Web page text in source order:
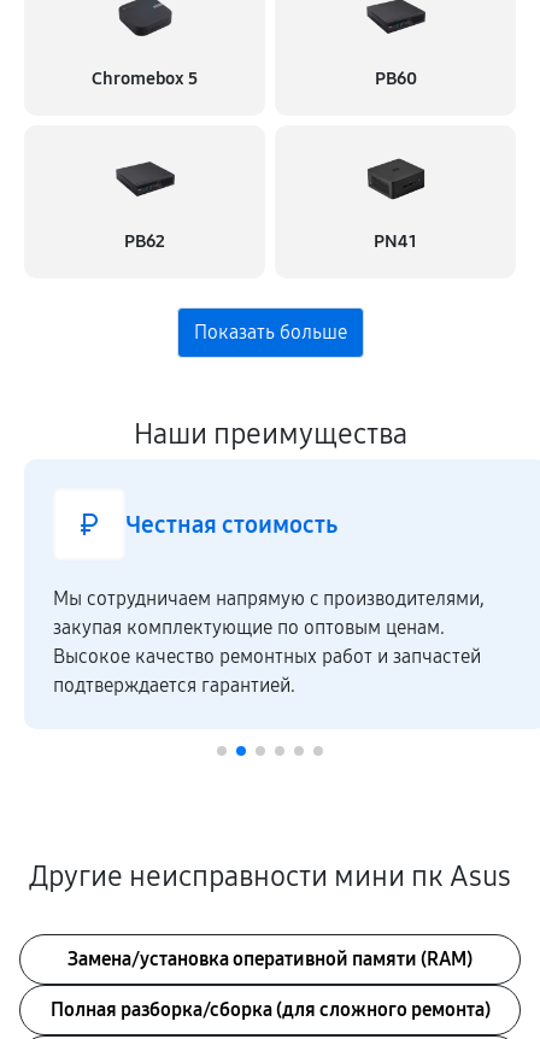
Chromebox 5 PB60
PB62 PN41
Наши преимущества
Честная стоимость
Мы сотрудничаем напрямую c производителями,
закупая комплектующие по оптовым ценам.
Высокое качество ремонтных работ и запчастей
подтверждается гарантией.
Другие неисправности мини пк Asus
Замена/установка оперативной памяти (RAM)
Полная разборка/сборка (для сложного ремонта)